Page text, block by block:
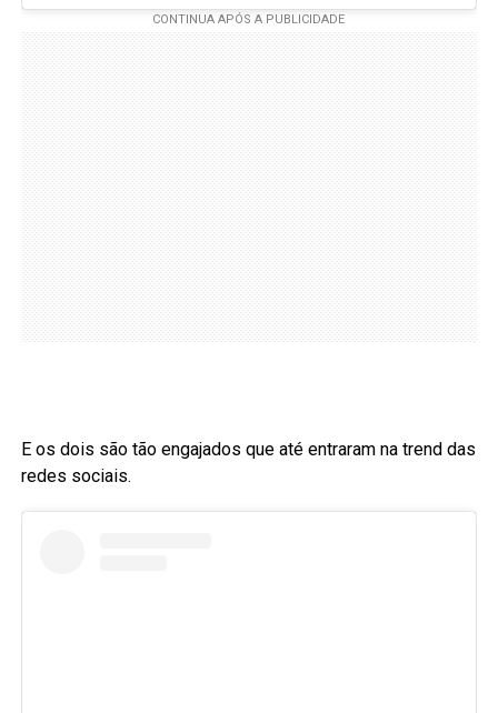
E os dois são tão engajados que até entraram na trend das
redes sociais.